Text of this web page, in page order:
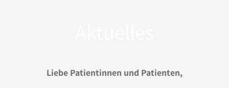
Liebe Patientinnen und Patienten,